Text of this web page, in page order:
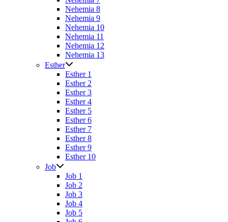
Nehemia 8
Nehemia 9
Nehemia 10
Nehemia 11
Nehemia 12
Nehemia 13
Esther
Esther 1
Esther 2
Esther 3
Esther 4
Esther 5
Esther 6
Esther 7
Esther 8
Esther 9
Esther 10
Job
Job 1
Job 2
Job 3
Job 4
Job 5